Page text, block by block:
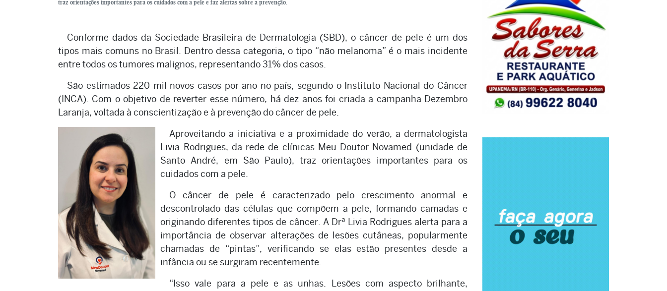
traz orientações importantes para os cuidados com a pele e faz alertas sobre a prevenção.
Conforme dados da Sociedade Brasileira de Dermatologia (SBD), o câncer de pele é um dos
tipos mais comuns no Brasil. Dentro dessa categoria, o tipo “não melanoma” é o mais incidente
entre todos os tumores malignos, representando 31% dos casos.
São estimados 220 mil novos casos por ano no país, segundo o Instituto Nacional do Câncer
(INCA). Com o objetivo de reverter esse número, há dez anos foi criada a campanha Dezembro
Laranja, voltada à conscientização e à prevenção do câncer de pele.
Aproveitando a iniciativa e a proximidade do verão, a dermatologista
Livia Rodrigues, da rede de clínicas Meu Doutor Novamed (unidade de
Santo André, em São Paulo), traz orientações importantes para os
cuidados com a pele.
O câncer de pele é caracterizado pelo crescimento anormal e
descontrolado das células que compõem a pele, formando camadas e
originando diferentes tipos de câncer. A Drª Livia Rodrigues alerta para a
importância de observar alterações de lesões cutâneas, popularmente
chamadas de “pintas”, verificando se elas estão presentes desde a
infância ou se surgiram recentemente.
“Isso vale para a pele e as unhas. Lesões com aspecto brilhante,